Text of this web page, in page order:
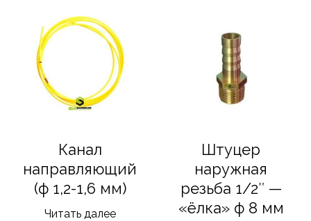
Канал
направляющий
(ф 1,2-1,6 мм)
Читать далее
Штуцер
наружная
резьба 1/2″ —
«ёлка» ф 8 мм